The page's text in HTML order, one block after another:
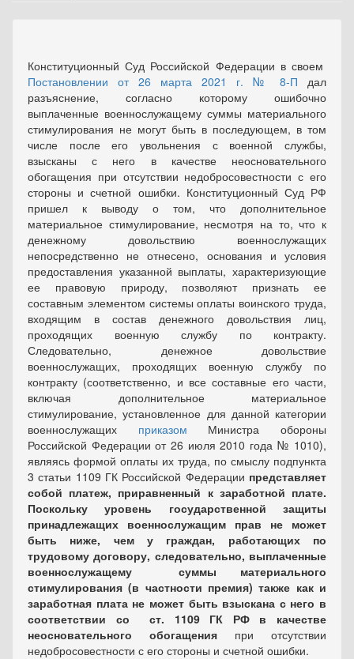
Конституционный Суд Российской Федерации в своем
Постановлении от 26 марта 2021 г. № 8-П дал
разъяснение, согласно которому ошибочно
выплаченные военнослужащему суммы материального
стимулирования не могут быть в последующем, в том
числе после его увольнения с военной службы,
взысканы с него в качестве неосновательного
обогащения при отсутствии недобросовестности с его
стороны и счетной ошибки. Конституционный Суд РФ
пришел к выводу о том, что дополнительное
материальное стимулирование, несмотря на то, что к
денежному довольствию военнослужащих
непосредственно не отнесено, основания и условия
предоставления указанной выплаты, характеризующие
ее правовую природу, позволяют признать ее
составным элементом системы оплаты воинского труда,
входящим в состав денежного довольствия лиц,
проходящих военную службу по контракту.
Следовательно, денежное довольствие
военнослужащих, проходящих военную службу по
контракту (соответственно, и все составные его части,
включая дополнительное материальное
стимулирование, установленное для данной категории
военнослужащих приказом Министра обороны
Российской Федерации от 26 июля 2010 года № 1010),
являясь формой оплаты их труда, по смыслу подпункта
3 статьи 1109 ГК Российской Федерации представляет
собой платеж, приравненный к заработной плате.
Поскольку уровень государственной защиты
принадлежащих военнослужащим прав не может
быть ниже, чем у граждан, работающих по
трудовому договору, следовательно, выплаченные
военнослужащему суммы материального
стимулирования (в частности премия) также как и
заработная плата не может быть взыскана с него в
соответствии со ст. 1109 ГК РФ в качестве
неосновательного обогащения при отсутствии
недобросовестности с его стороны и счетной ошибки.